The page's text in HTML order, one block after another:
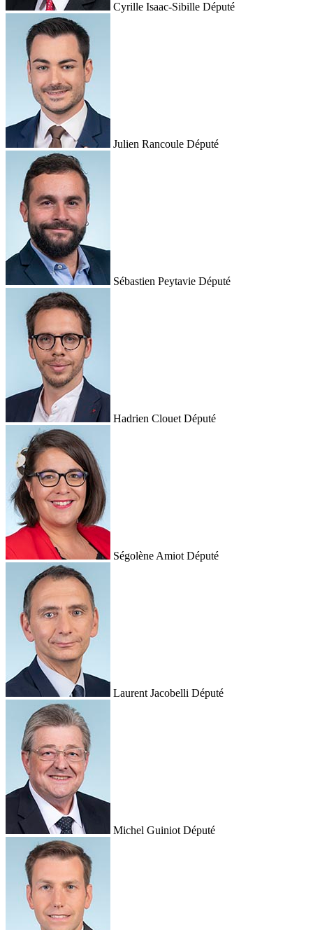
Cyrille Isaac-Sibille Député
Julien Rancoule Député
Sébastien Peytavie Député
Hadrien Clouet Député
Ségolène Amiot Député
Laurent Jacobelli Député
Michel Guiniot Député